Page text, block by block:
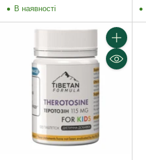
В наявності
Кількість